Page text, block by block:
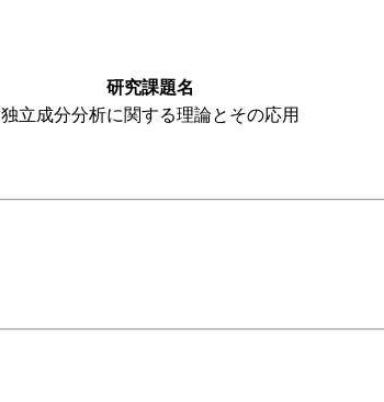
研究課題名
独立成分分析に関する理論とその応用